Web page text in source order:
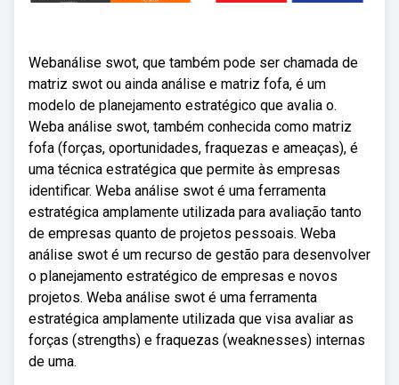
Webanálise swot, que também pode ser chamada de
matriz swot ou ainda análise e matriz fofa, é um
modelo de planejamento estratégico que avalia o.
Weba análise swot, também conhecida como matriz
fofa (forças, oportunidades, fraquezas e ameaças), é
uma técnica estratégica que permite às empresas
identificar. Weba análise swot é uma ferramenta
estratégica amplamente utilizada para avaliação tanto
de empresas quanto de projetos pessoais. Weba
análise swot é um recurso de gestão para desenvolver
o planejamento estratégico de empresas e novos
projetos. Weba análise swot é uma ferramenta
estratégica amplamente utilizada que visa avaliar as
forças (strengths) e fraquezas (weaknesses) internas
de uma.